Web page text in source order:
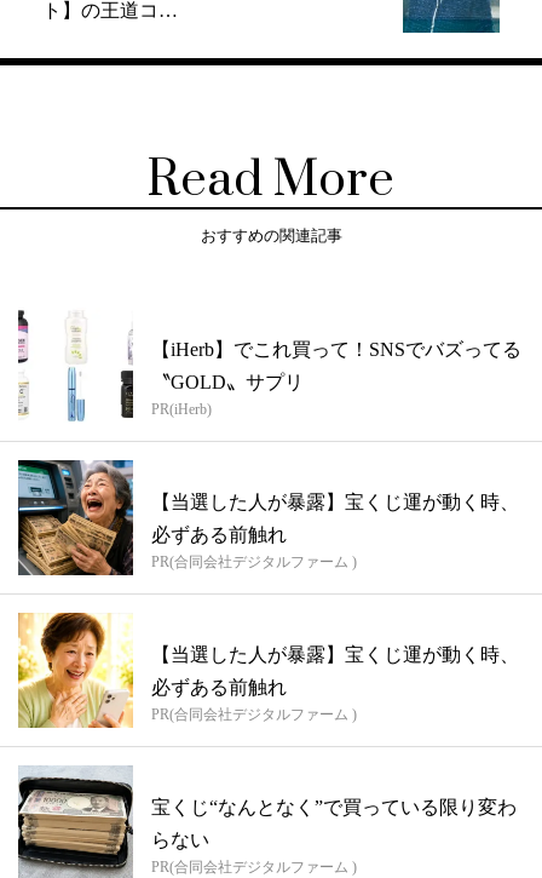
ト】の王道コ…
Read More
おすすめの関連記事
【iHerb】でこれ買って！SNSでバズってる
〝GOLD〟サプリ
PR(iHerb)
【当選した人が暴露】宝くじ運が動く時、
必ずある前触れ
PR(合同会社デジタルファーム )
【当選した人が暴露】宝くじ運が動く時、
必ずある前触れ
PR(合同会社デジタルファーム )
宝くじ“なんとなく”で買っている限り変わ
らない
PR(合同会社デジタルファーム )